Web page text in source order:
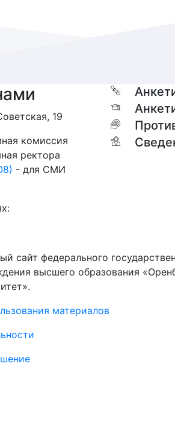
19
комиссия
ректора
- для СМИ
сайт федерального
высшего образования
материалов